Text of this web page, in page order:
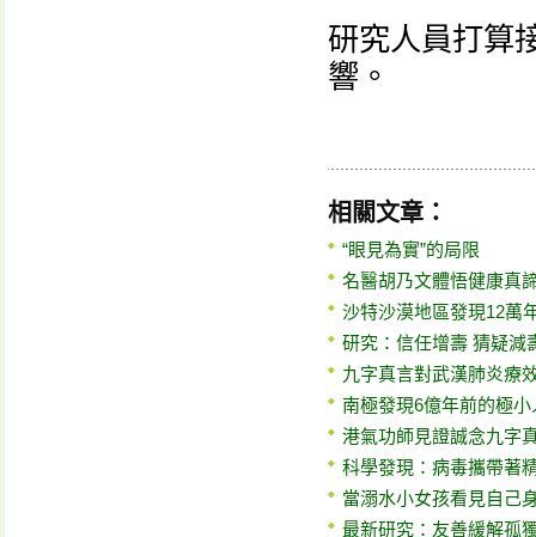
研究人員打算
響。
相關文章：
“眼見為實”的局限
名醫胡乃文體悟健康真
沙特沙漠地區發現12萬
研究：信任增壽 猜疑減
九字真言對武漢肺炎療
南極發現6億年前的極小
港氣功師見證誠念九字
科學發現：病毒攜帶著
當溺水小女孩看見自己
最新研究：友善緩解孤